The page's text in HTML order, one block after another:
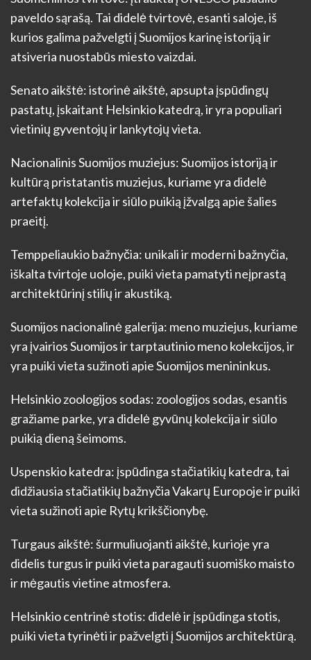
paveldo sąrašą. Tai didelė tvirtovė, esanti saloje, iš
kurios galima pažvelgti į Suomijos karinę istoriją ir
atsiveria nuostabūs miesto vaizdai.
Senato aikštė: istorinė aikštė, apsupta įspūdingų
pastatų, įskaitant Helsinkio katedrą, ir yra populiari
vietinių gyventojų ir lankytojų vieta.
Nacionalinis Suomijos muziejus: Suomijos istoriją ir
kultūrą pristatantis muziejus, kuriame yra didelė
artefaktų kolekcija ir siūlo puikią įžvalgą apie šalies
praeitį.
Temppeliaukio bažnyčia: unikali ir moderni bažnyčia,
iškalta tvirtoje uoloje, puiki vieta pamatyti neįprastą
architektūrinį stilių ir akustiką.
Suomijos nacionalinė galerija: meno muziejus, kuriame
yra įvairios Suomijos ir tarptautinio meno kolekcijos, ir
yra puiki vieta sužinoti apie Suomijos menininkus.
Helsinkio zoologijos sodas: zoologijos sodas, esantis
gražiame parke, yra didelė gyvūnų kolekcija ir siūlo
puikią dieną šeimoms.
Uspenskio katedra: įspūdinga stačiatikių katedra, tai
didžiausia stačiatikių bažnyčia Vakarų Europoje ir puiki
vieta sužinoti apie Rytų krikščionybę.
Turgaus aikštė: šurmuliuojanti aikštė, kurioje yra
didelis turgus ir puiki vieta paragauti suomiško maisto
ir mėgautis vietine atmosfera.
Helsinkio centrinė stotis: didelė ir įspūdinga stotis,
puiki vieta tyrinėti ir pažvelgti į Suomijos architektūrą.